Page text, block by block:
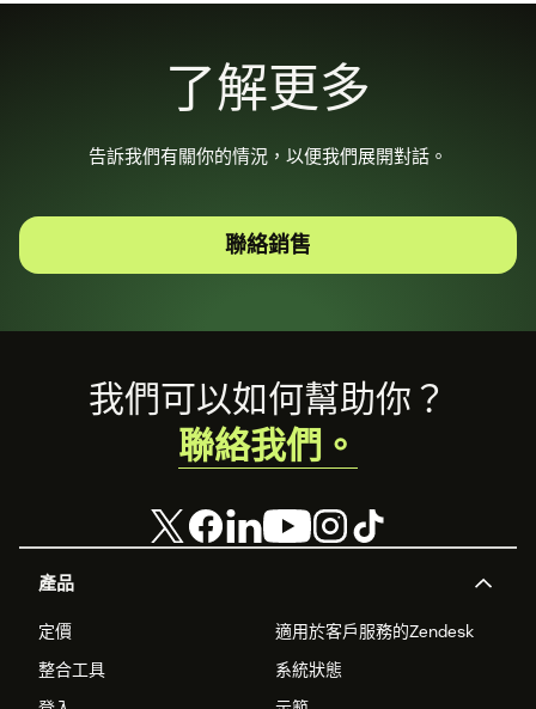
了解更多
告訴我們有關你的情況，以便我們展開對話。
聯絡銷售
Footer
產品
定價
適用於客戶服務的Zendesk
整合工具
系統狀態
我們可以如何幫助你？
聯絡我們。